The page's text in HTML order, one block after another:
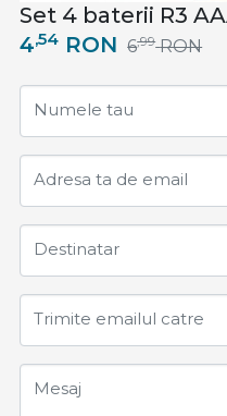
Set 4 baterii R3
4,54 RON 6,99 RON
Numele tau
Adresa ta de email
Destinatar
Trimite emailul catre
Mesaj